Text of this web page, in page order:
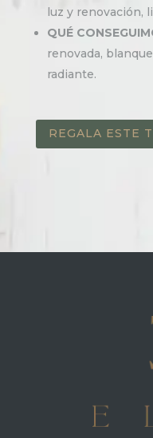
luz y renovación,
QUÉ
renovada,
radiante.
REGALA ESTE